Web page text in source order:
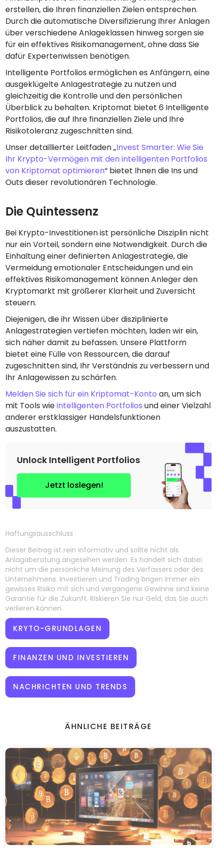
erstellen, die Ihren finanziellen Zielen entsprechen.
Durch die automatische Diversifizierung Ihrer Anlagen
über verschiedene Anlageklassen hinweg sorgen sie
für ein effektives Risikomanagement, ohne dass Sie
dafür Expertenwissen benötigen.
Intelligente Portfolios ermöglichen es Anfängern, eine
ausgeklügelte Anlagestrategie zu nutzen und
gleichzeitig die Kontrolle und den persönlichen
Überblick zu behalten. Kriptomat bietet 6 Intelligente
Portfolios, die auf Ihre finanziellen Ziele und Ihre
Risikotoleranz zugeschnitten sind.
Unser detaillierter Leitfaden „Invest Smarter: Wie Sie
Ihr Krypto-Vermögen mit den intelligenten Portfolios
von Kriptomat optimieren“ bietet Ihnen die Ins und
Outs dieser revolutionären Technologie.
Die Quintessenz
Bei Krypto-Investitionen ist persönliche Disziplin nicht
nur ein Vorteil, sondern eine Notwendigkeit. Durch die
Einhaltung einer definierten Anlagestrategie, die
Vermeidung emotionaler Entscheidungen und ein
effektives Risikomanagement können Anleger den
Kryptomarkt mit größerer Klarheit und Zuversicht
steuern.
Diejenigen, die ihr Wissen über disziplinierte
Anlagestrategien vertiefen möchten, laden wir ein,
sich näher damit zu befassen. Unsere Plattform
bietet eine Fülle von Ressourcen, die darauf
zugeschnitten sind, Ihr Verständnis zu verbessern und
Ihr Anlagewissen zu schärfen.
Melden Sie sich für ein Kriptomat-Konto an, um sich
mit Tools wieintelligenten Portfolios und einer Vielzahl
anderer erstklassiger Handelsfunktionen
auszustatten.
Unlock Intelligent Portfolios
Jetzt loslegen!
Haftungsausschluss
Dieser Beitrag ist rein informativ und sollte nicht als
Anlagaberatung angesehen werden. Es handelt sich dabei
nicht um die persönliche Meinung des Verfassers oder des
Unternehmens. Investieren und Trading brigen immer ein
gewisses Risiko mit sich und vergangene Gewinne sind keine
Garantie für die Zukunft. Riskieren Sie nur Geld, das Sie auch
verlieren können.
KRYTO-GRUNDLAGEN
FINANZEN UND INVESTIEREN
NACHRICHTEN UND TRENDS
ÄHNLICHE BEITRÄGE